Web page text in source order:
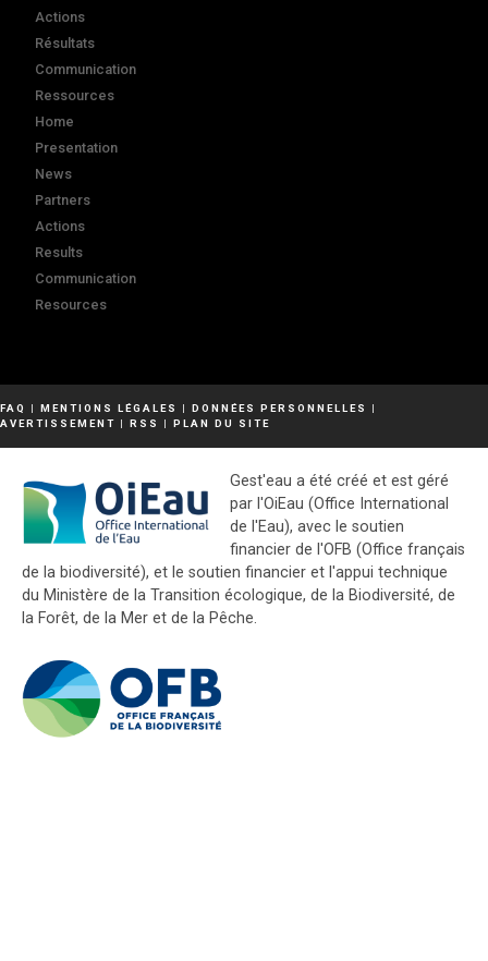
Actions
Résultats
Communication
Ressources
Home
Presentation
News
Partners
Actions
Results
Communication
Resources
FAQ | MENTIONS LÉGALES | DONNÉES PERSONNELLES
|
AVERTISSEMENT | RSS | PLAN DU SITE
Gest'eau a été créé et est géré
par l'OiEau (Office International
de l'Eau), avec le soutien
financier de l'OFB (Office français
de la biodiversité), et le soutien financier et l'appui technique
du Ministère de la Transition écologique, de la Biodiversité, de
la Forêt, de la Mer et de la Pêche.